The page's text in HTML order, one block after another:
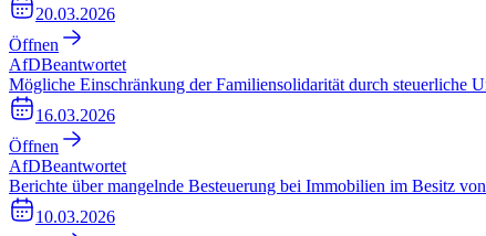
20.03.2026
Öffnen
AfDBeantwortet
Mögliche Einschränkung der Familiensolidarität durch steuerliche
16.03.2026
Öffnen
AfDBeantwortet
Berichte über mangelnde Besteuerung bei Immobilien im Besitz
10.03.2026